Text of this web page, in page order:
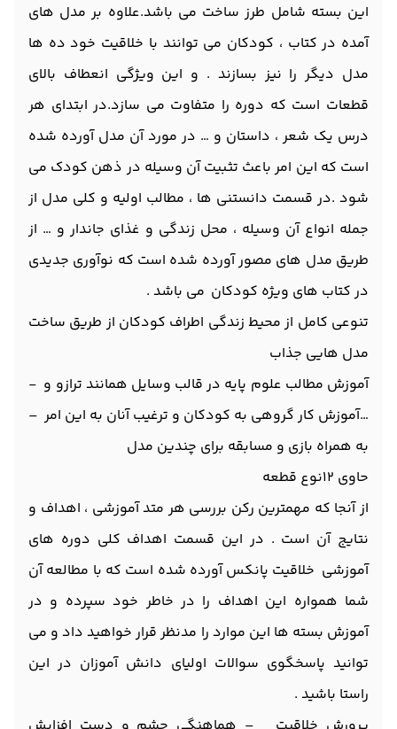
این بسته شامل طرز ساخت می باشد.علاوه بر مدل های
آمده در کتاب ، کودکان می توانند با خلاقیت خود ده ها
مدل دیگر را نیز بسازند . و این ویژگی انعطاف بالای
قطعات است که دوره را متفاوت می سازد.در ابتدای هر
درس یک شعر ، داستان و … در مورد آن مدل آورده شده
است که این امر باعث تثبیت آن وسیله در ذهن کودک می
شود .در قسمت دانستنی ها ، مطالب اولیه و کلی مدل از
جمله انواع آن وسیله ، محل زندگی و غذای جاندار و … از
طریق مدل های مصور آورده شده است که نوآوری جدیدی
در کتاب های ویژه کودکان می باشد .
تنوعی کامل از محیط زندگی اطراف کودکان از طریق ساخت
مدل هایی جذاب
آموزش مطالب علوم پایه در قالب وسایل همانند ترازو و -
…آموزش کار گروهی به کودکان و ترغیب آنان به این امر –
به همراه بازی و مسابقه برای چندین مدل
حاوی 12نوع قطعه
از آنجا که مهمترین رکن بررسی هر متد آموزشی ، اهداف و
نتایج آن است . در این قسمت اهداف کلی دوره های
آموزشی خلاقیت پانکس آورده شده است که با مطالعه آن
شما همواره این اهداف را در خاطر خود سپرده و در
آموزش بسته ها این موارد را مدنظر قرار خواهید داد و می
توانید پاسخگوی سوالات اولیای دانش آموزان در این
راستا باشید .